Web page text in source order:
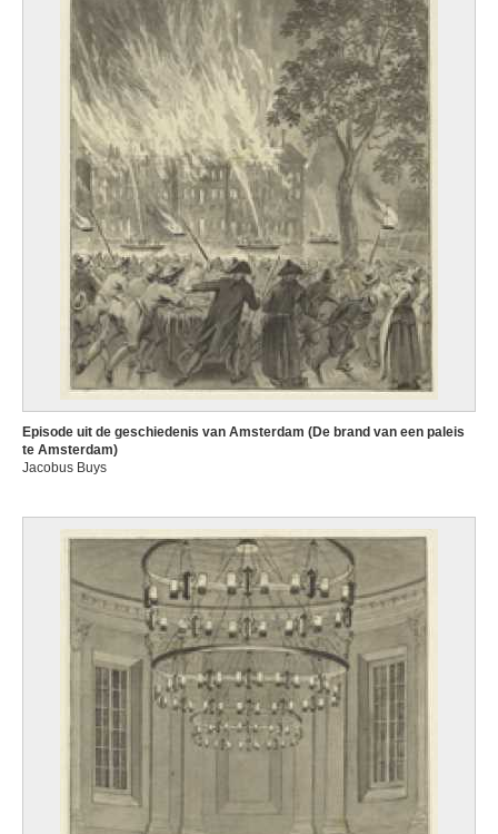
Episode uit de geschiedenis van Amsterdam (De brand van een paleis
te Amsterdam)
Jacobus Buys